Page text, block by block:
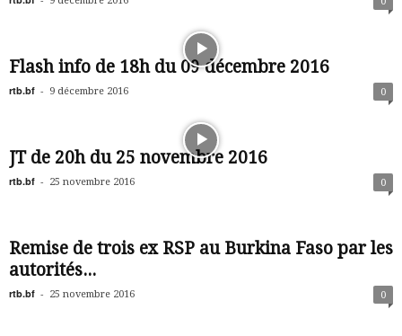
Flash info de 18h du 09 décembre 2016
rtb.bf - 9 décembre 2016 0
JT de 20h du 25 novembre 2016
rtb.bf - 25 novembre 2016 0
Remise de trois ex RSP au Burkina Faso par les
autorités...
rtb.bf - 25 novembre 2016 0